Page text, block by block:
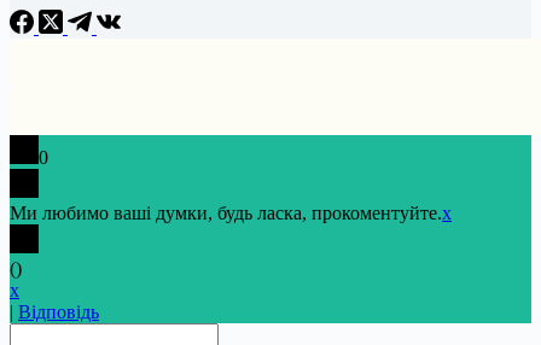
0
Ми любимо ваші думки, будь ласка, прокоментуйте.x
()
x
| Відповідь